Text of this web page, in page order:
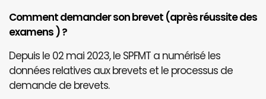
Comment demander son brevet (après réussite des
examens ) ?
Depuis le 02 mai 2023, le SPFMT a numérisé les
données relatives aux brevets et le processus de
demande de brevets.